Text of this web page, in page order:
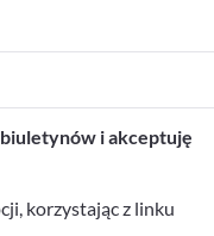
i akceptuję
korzystając z linku